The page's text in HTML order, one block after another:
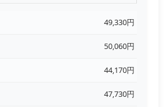
49,330円
50,060円
44,170円
47,730円